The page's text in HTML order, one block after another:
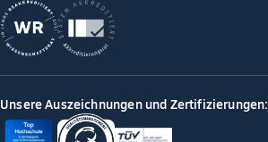
Unsere Auszeichnungen und Zertifizierungen: